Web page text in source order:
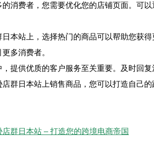
的消费者，您需要优化您的店铺页面。可
日本站上，选择热门的商品可以帮助您获
多消费者。
，提供优质的客户服务至关重要。及时回
店群日本站上销售商品，您可以打造自己
店群日本站 – 打造您的跨境电商帝国